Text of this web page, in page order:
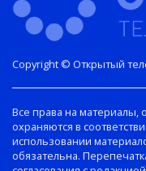
Все права на материалы,
охраняются в
использовании
обязательна.